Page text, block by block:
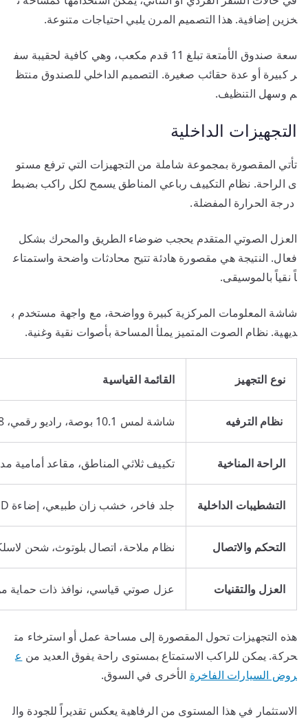
خزين إضافية. هذا التصميم المرن يلبي احتياجات متنوعة.
سعة صندوق الأمتعة تبلغ 11 قدم مكعب، وهي كافية لحقيبة سف
ر كبيرة أو عدة حقائب صغيرة. التصميم الداخلي للصندوق منتظ
م وسهل التنظيف.
التجهيزات الداخلية
تأتي المقصورة بمجموعة شاملة من التجهيزات التي ترفع مستو
ى الراحة. نظام التكييف رباعي المناطق يسمح لكل راكب بضبط
درجة الحرارة المفضلة.
العزل الصوتي المتقدم يحجب ضوضاء الطريق والمحرك بشكل
فعال. النتيجة هي مقصورة هادئة تتيح محادثات واضحة واستمتاع
اً نقياً بالموسيقى.
شاشة المعلومات المركزية كبيرة وواضحة، مع واجهة مستخدم ب
ديهية. نظام الصوت المتميز يملأ المساحة بأصوات نقية وغنية.
نوع التجهيز القائمة القياسية
نظام الترفيه شاشة لمس 10.1 بوصة، راديو رقمي، 8 مكبرات صوت.
الراحة المناخية تكييف ثلاثي المناطق، مقاعد أمامية
التشطيبات الداخلية جلد فاخر، خشب زان طبيعي، إضاءة LED متعددة الألوان.
التحكم والاتصال نظام ملاحة، اتصال بلوتوث، شحن
العزل والتقنيات عزل صوتي قياسي، نوافذ ذات حماية
هذه التجهيزات تحول المقصورة إلى مساحة عمل أو استرخاء مت
حركة. يمكن للراكب الاستمتاع بمستوى راحة يفوق العديد من ع
روض السيارات الفاخرة الأخرى في السوق.
الاستثمار في هذا المستوى من الرفاهية يعكس تقديراً للجودة وال